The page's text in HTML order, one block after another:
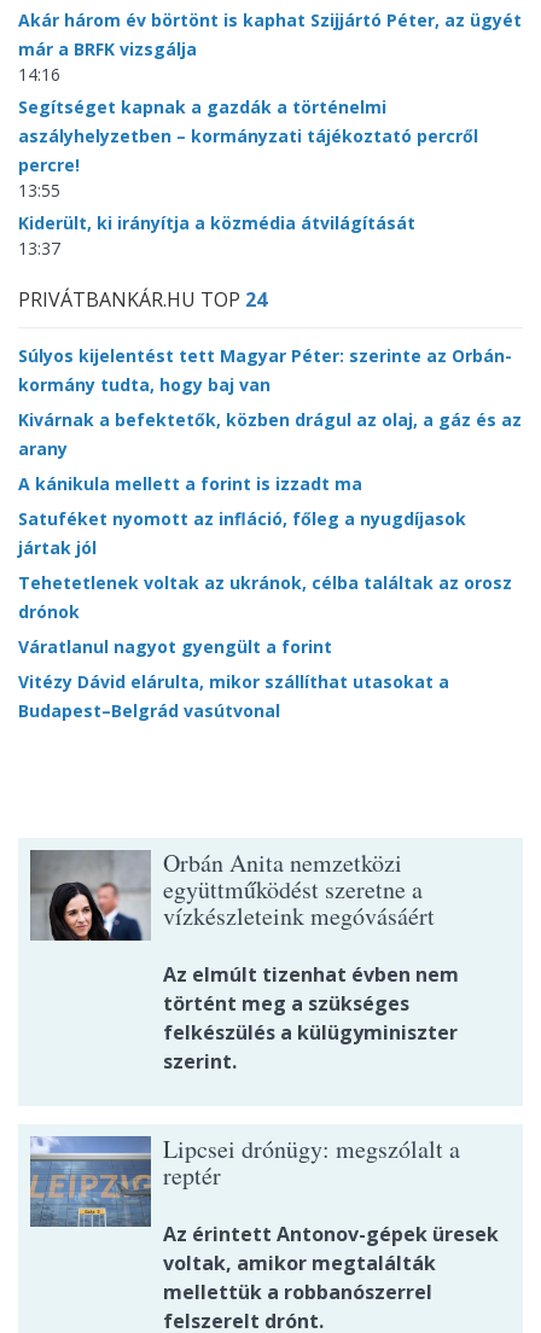
Akár három év börtönt is kaphat Szijjártó Péter, az ügyét
már a BRFK vizsgálja
14:16
Segítséget kapnak a gazdák a történelmi
aszályhelyzetben – kormányzati tájékoztató percről
percre!
13:55
Kiderült, ki irányítja a közmédia átvilágítását
13:37
PRIVÁTBANKÁR.HU TOP 24
Súlyos kijelentést tett Magyar Péter: szerinte az Orbán-
kormány tudta, hogy baj van
Kivárnak a befektetők, közben drágul az olaj, a gáz és az
arany
A kánikula mellett a forint is izzadt ma
Satuféket nyomott az infláció, főleg a nyugdíjasok
jártak jól
Tehetetlenek voltak az ukránok, célba találtak az orosz
drónok
Váratlanul nagyot gyengült a forint
Vitézy Dávid elárulta, mikor szállíthat utasokat a
Budapest–Belgrád vasútvonal
Orbán Anita nemzetközi
együttműködést szeretne a
vízkészleteink megóvásáért
Az elmúlt tizenhat évben nem
történt meg a szükséges
felkészülés a külügyminiszter
szerint.
Lipcsei drónügy: megszólalt a
reptér
Az érintett Antonov-gépek üresek
voltak, amikor megtalálták
mellettük a robbanószerrel
felszerelt drónt.